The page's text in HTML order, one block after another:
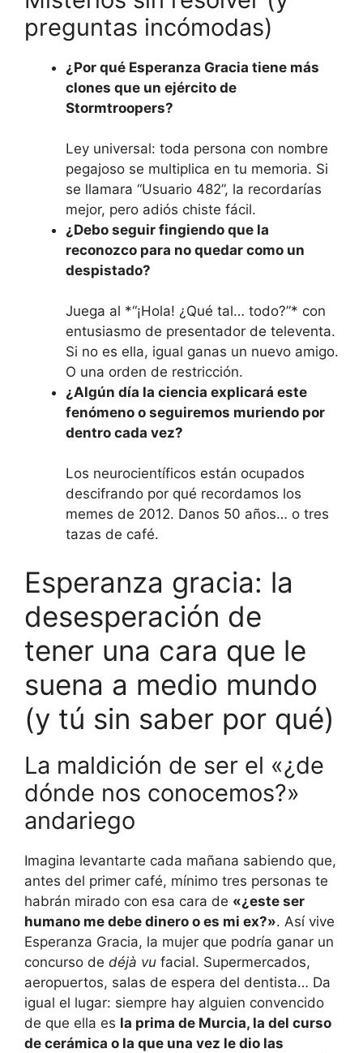
preguntas incómodas)
¿Por qué Esperanza Gracia tiene más
clones que un ejército de
Stormtroopers?
Ley universal: toda persona con nombre
pegajoso se multiplica en tu memoria. Si
se llamara “Usuario 482”, la recordarías
mejor, pero adiós chiste fácil.
¿Debo seguir fingiendo que la
reconozco para no quedar como un
despistado?
Juega al *“¡Hola! ¿Qué tal… todo?”* con
entusiasmo de presentador de televenta.
Si no es ella, igual ganas un nuevo amigo.
O una orden de restricción.
¿Algún día la ciencia explicará este
fenómeno o seguiremos muriendo por
dentro cada vez?
Los neurocientíficos están ocupados
descifrando por qué recordamos los
memes de 2012. Danos 50 años… o tres
tazas de café.
Esperanza gracia: la
desesperación de
tener una cara que le
suena a medio mundo
(y tú sin saber por qué)
La maldición de ser el «¿de
dónde nos conocemos?»
andariego
Imagina levantarte cada mañana sabiendo que,
antes del primer café, mínimo tres personas te
habrán mirado con esa cara de «¿este ser
humano me debe dinero o es mi ex?». Así vive
Esperanza Gracia, la mujer que podría ganar un
concurso de déjà vu facial. Supermercados,
aeropuertos, salas de espera del dentista… Da
igual el lugar: siempre hay alguien convencido
de que ella es la prima de Murcia, la del curso
de cerámica o la que una vez le dio las